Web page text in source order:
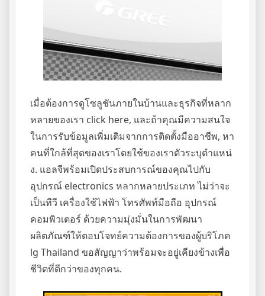
เมื่อต้องการดูโซลูชันภายในบ้านและธุรกิจที่หลาก
หลายของเรา click here, และถ้าคุณมีความสนใจ
ในการรับข้อมูลเพิ่มเติมจากการติดตั้งมืออาชีพ, หา
คนที่ใกล้ที่สุดของเราโดยใช้ของเราตัวระบุตําแหน่
ง. แอลจีพร้อมเปิดประสบการณ์ของคุณไปกับ
อุปกรณ์ electronics หลากหลายประเภท ไม่ว่าจะ
เป็นทีวี เครื่องใช้ไฟฟ้า โทรศัพท์มือถือ อุปกรณ์
คอมพิวเตอร์ ด้วยความมุ่งมั่นในการพัฒนา
ผลิตภัณฑ์ให้ตอบโจทย์ความต้องการของผู้บริโภค
lg Thailand ขอสัญญาว่าพร้อมจะอยู่เคียงข้างเพื่อ
ชีวิตที่ดีกว่าของทุกคน.